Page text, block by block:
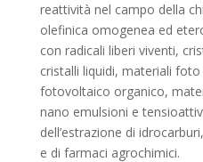
reattività nel campo della
olefinica omogenea ed
con radicali liberi viventi,
cristalli liquidi, materiali
fotovoltaico organico,
nano emulsioni e
dell’estrazione di
e di farmaci agrochimici.